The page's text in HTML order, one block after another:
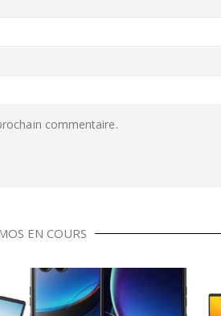
commentaire.
EN COURS